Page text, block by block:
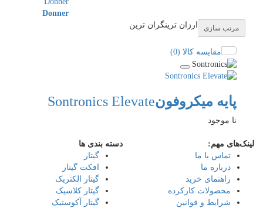
Donner
مرتب سازی ارزان ترینگران ترین
مقایسه کالا (0)
پایه میکروفونSontronics Elevate
نا موجود
لینک‌های مهم:
تماس با ما
درباره ما
راهنمای خرید
محصولات کارکرده
شرایط و قوانین
دسته بندی ها
گیتار
افکت گیتار
گیتار الکتریک
گیتار کلاسیک
گیتار آکوستیک